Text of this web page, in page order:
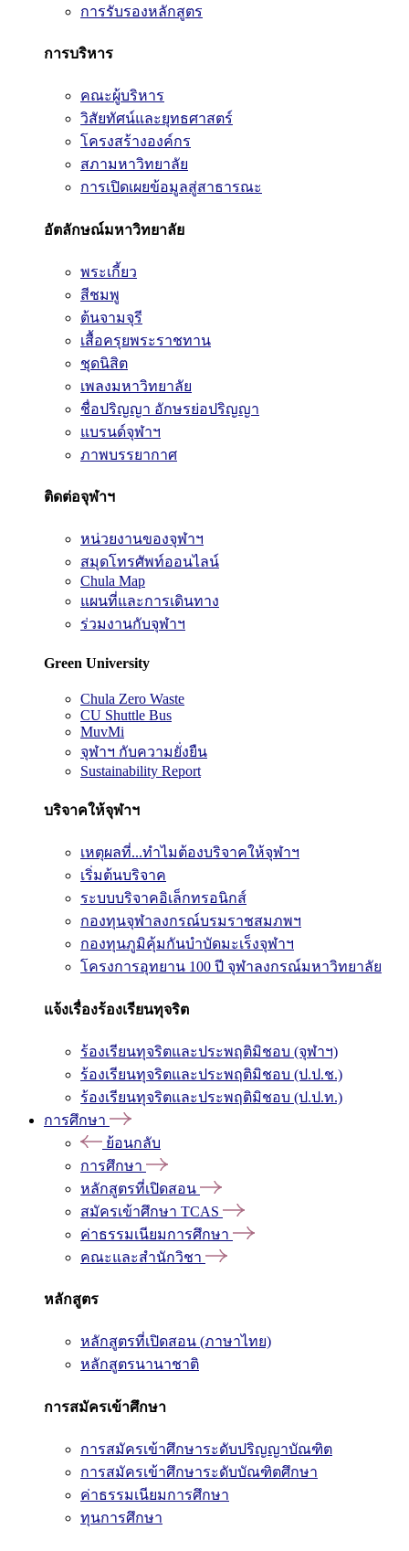
การรับรองหลักสูตร
การบริหาร
คณะผู้บริหาร
วิสัยทัศน์และยุทธศาสตร์
โครงสร้างองค์กร
สภามหาวิทยาลัย
การเปิดเผยข้อมูลสู่สาธารณะ
อัตลักษณ์มหาวิทยาลัย
พระเกี้ยว
สีชมพู
ต้นจามจุรี
เสื้อครุยพระราชทาน
ชุดนิสิต
เพลงมหาวิทยาลัย
ชื่อปริญญา อักษรย่อปริญญา
แบรนด์จุฬาฯ
ภาพบรรยากาศ
ติดต่อจุฬาฯ
หน่วยงานของจุฬาฯ
สมุดโทรศัพท์ออนไลน์
Chula Map
แผนที่และการเดินทาง
ร่วมงานกับจุฬาฯ
Green University
Chula Zero Waste
CU Shuttle Bus
MuvMi
จุฬาฯ กับความยั่งยืน
Sustainability Report
บริจาคให้จุฬาฯ
เหตุผลที่...ทำไมต้องบริจาคให้จุฬาฯ
เริ่มต้นบริจาค
ระบบบริจาคอิเล็กทรอนิกส์
กองทุนจุฬาลงกรณ์บรมราชสมภพฯ
กองทุนภูมิคุ้มกันบำบัดมะเร็งจุฬาฯ
โครงการอุทยาน 100 ปี จุฬาลงกรณ์มหาวิทยาลัย
แจ้งเรื่องร้องเรียนทุจริต
ร้องเรียนทุจริตและประพฤติมิชอบ (จุฬาฯ)
ร้องเรียนทุจริตและประพฤติมิชอบ (ป.ป.ช.)
ร้องเรียนทุจริตและประพฤติมิชอบ (ป.ป.ท.)
การศึกษา
ย้อนกลับ
การศึกษา
หลักสูตรที่เปิดสอน
สมัครเข้าศึกษา TCAS
ค่าธรรมเนียมการศึกษา
คณะและสำนักวิชา
หลักสูตร
หลักสูตรที่เปิดสอน (ภาษาไทย)
หลักสูตรนานาชาติ
การสมัครเข้าศึกษา
การสมัครเข้าศึกษาระดับปริญญาบัณฑิต
การสมัครเข้าศึกษาระดับบัณฑิตศึกษา
ค่าธรรมเนียมการศึกษา
ทุนการศึกษา